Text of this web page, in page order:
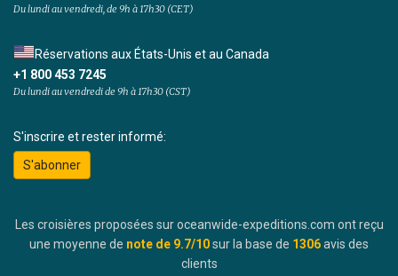
Du lundi au vendredi, de 9h à 17h30 (CET)
Réservations aux États-Unis et au Canada
+1 800 453 7245
Du lundi au vendredi de 9h à 17h30 (CST)
S'inscrire et rester informé:
S'abonner
Les croisières proposées sur oceanwide-expeditions.com ont reçu
une moyenne de note de 9.7/10sur la base de 1306avis des
clients